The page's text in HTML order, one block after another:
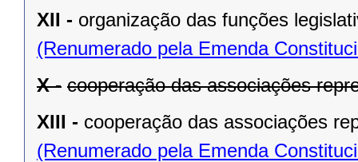
XII - organização das funções
(Renumerado pela Emenda
X - cooperação das associações
XIII - cooperação das associações
(Renumerado pela Emenda